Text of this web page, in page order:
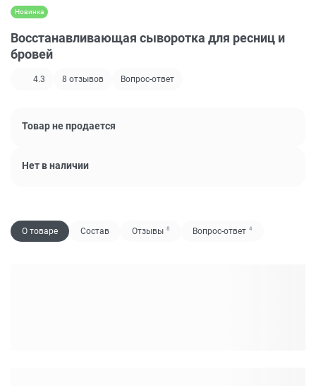
Восстанавливающая сыворотка для ресниц и
бровей
4.3 8 отзывов Вопрос-ответ
Новинка
Товар не продается
Нет в наличии
О товаре Состав Отзывы 8 Вопрос-ответ 4